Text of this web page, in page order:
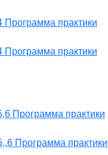
Программа практики
Программа практики
Программа практики
Программа практики